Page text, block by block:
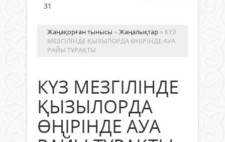
31
Жаңақорған тынысы »Жаңалықтар » КҮЗ
МЕЗГІЛІНДЕ ҚЫЗЫЛОРДА ӨҢІРІНДЕ АУА
РАЙЫ ТҰРАҚТЫ
КҮЗ МЕЗГІЛІНДЕ
ҚЫЗЫЛОРДА
ӨҢІРІНДЕ АУА